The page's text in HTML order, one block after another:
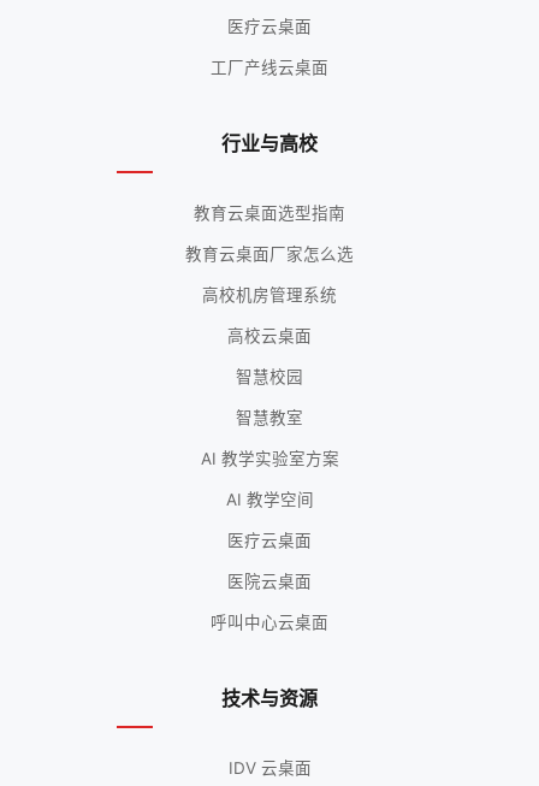
医疗云桌面
工厂产线云桌面
行业与高校
教育云桌面选型指南
教育云桌面厂家怎么选
高校机房管理系统
高校云桌面
智慧校园
智慧教室
AI 教学实验室方案
AI 教学空间
医疗云桌面
医院云桌面
呼叫中心云桌面
技术与资源
IDV 云桌面